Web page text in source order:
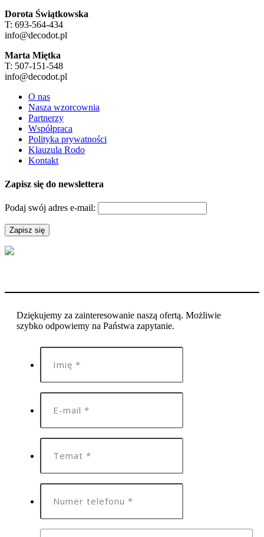
Dorota Świątkowska
T: 693-564-434
info@decodot.pl
Marta Miętka
T: 507-151-548
info@decodot.pl
O nas
Nasza wzorcownia
Partnerzy
Współpraca
Polityka prywatności
Klauzula Rodo
Kontakt
Zapisz się do newslettera
Podaj swój adres e-mail:
Dziękujemy za zainteresowanie naszą ofertą. Możliwie
szybko odpowiemy na Państwa zapytanie.